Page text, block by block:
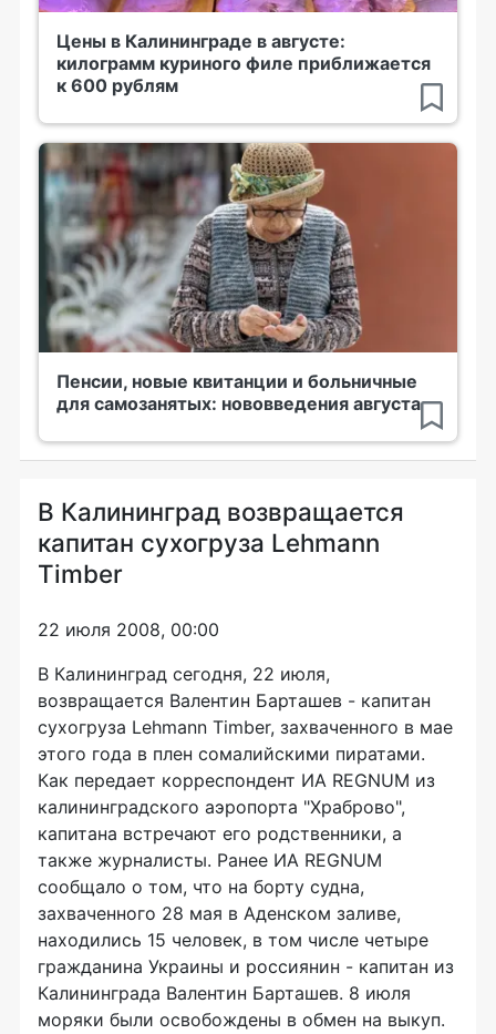
Цены в Калининграде в августе:
килограмм куриного филе приближается
к 600 рублям
Пенсии, новые квитанции и больничные
для самозанятых: нововведения августа
В Калининград возвращается
капитан сухогруза Lehmann
Timber
22 июля 2008, 00:00
В Калининград сегодня, 22 июля,
возвращается Валентин Барташев - капитан
сухогруза Lehmann Timber, захваченного в мае
этого года в плен сомалийскими пиратами.
Как передает корреспондент ИА REGNUM из
калининградского аэропорта "Храброво",
капитана встречают его родственники, а
также журналисты. Ранее ИА REGNUM
сообщало о том, что на борту судна,
захваченного 28 мая в Аденском заливе,
находились 15 человек, в том числе четыре
гражданина Украины и россиянин - капитан из
Калининграда Валентин Барташев. 8 июля
моряки были освобождены в обмен на выкуп.